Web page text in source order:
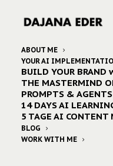
ABOUT ME
YOUR AI
BUILD YOUR BRAND
THE MASTERMIND
PROMPTS & AGENTS
14 DAYS AI
5 TAGE AI CONTENT
BLOG
WORK WITH ME